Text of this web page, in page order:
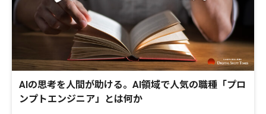
AIの思考を人間が助ける。AI領域で人気の職種「プロ
ンプトエンジニア」とは何か